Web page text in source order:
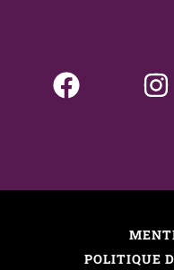
POLITIQUE